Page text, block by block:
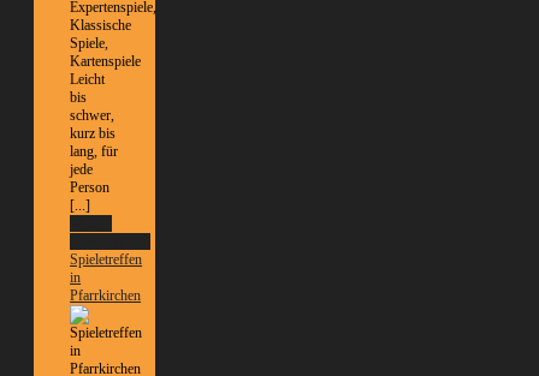
Expertenspiele,
Klassische
Spiele,
Kartenspiele
Leicht
bis
schwer,
kurz bis
lang, für
jede
Person
[...]
Spieletreffen
in
Pfarrkirchen